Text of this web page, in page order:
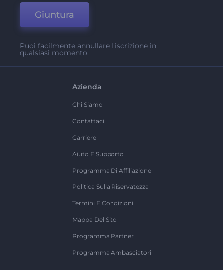
Giuntura
Puoi facilmente annullare l'iscrizione in
qualsiasi momento.
Azienda
Chi Siamo
Contattaci
Carriere
Aiuto E Supporto
Programma Di Affiliazione
Politica Sulla Riservatezza
Termini E Condizioni
Mappa Del Sito
Programma Partner
Programma Ambasciatori